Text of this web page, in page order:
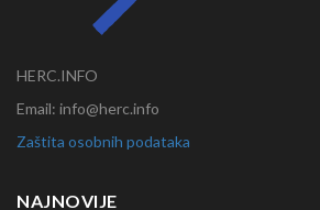
HERC.INFO
Email: info@herc.info
Zaštita osobnih podataka
NAJNOVIJE